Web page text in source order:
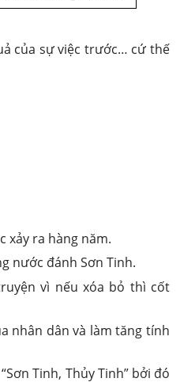
của sự việc trước… cứ thế
xảy ra hàng năm.
nước đánh Sơn Tinh.
vì nếu xóa bỏ thì cốt
nhân dân và làm tăng tính
Tinh, Thủy Tinh” bởi đó